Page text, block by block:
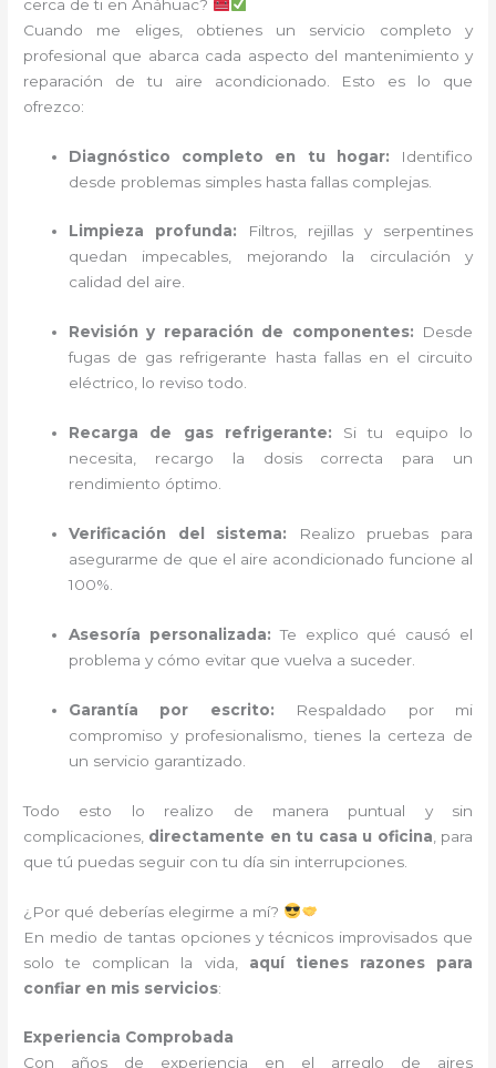
cerca de ti en Anáhuac?
Cuando me eliges, obtienes un servicio completo y
profesional que abarca cada aspecto del mantenimiento y
reparación de tu aire acondicionado. Esto es lo que
ofrezco:
Diagnóstico completo en tu hogar: Identifico
desde problemas simples hasta fallas complejas.
Limpieza profunda: Filtros, rejillas y serpentines
quedan impecables, mejorando la circulación y
calidad del aire.
Revisión y reparación de componentes: Desde
fugas de gas refrigerante hasta fallas en el circuito
eléctrico, lo reviso todo.
Recarga de gas refrigerante: Si tu equipo lo
necesita, recargo la dosis correcta para un
rendimiento óptimo.
Verificación del sistema: Realizo pruebas para
asegurarme de que el aire acondicionado funcione al
100%.
Asesoría personalizada: Te explico qué causó el
problema y cómo evitar que vuelva a suceder.
Garantía por escrito: Respaldado por mi
compromiso y profesionalismo, tienes la certeza de
un servicio garantizado.
Todo esto lo realizo de manera puntual y sin
complicaciones, directamente en tu casa u oficina , para
que tú puedas seguir con tu día sin interrupciones.
¿Por qué deberías elegirme a mí?
En medio de tantas opciones y técnicos improvisados que
solo te complican la vida, aquí tienes razones para
confiar en mis servicios:
Experiencia Comprobada
Con años de experiencia en el arreglo de aires